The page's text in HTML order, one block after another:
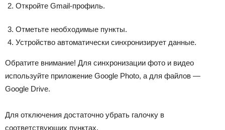
Откройте Gmail-профиль.
Отметьте необходимые пункты.
Устройство автоматически синхронизирует данные.
Обратите внимание! Для синхронизации фото и видео
используйте приложение Google Photo, а для файлов —
Google Drive.
Для отключения достаточно убрать галочку в
соответствующих пунктах.